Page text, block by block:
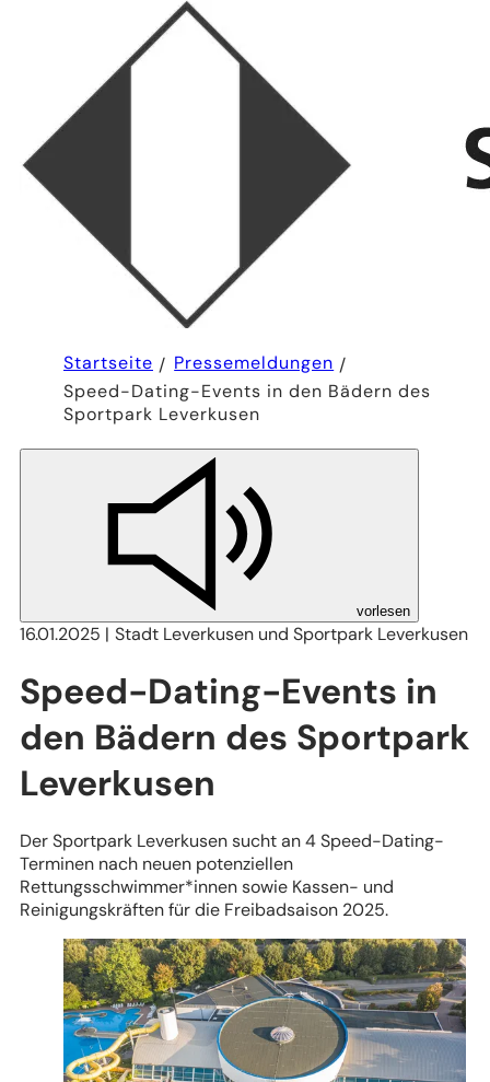
Startseite
Pressemeldungen
Speed-Dating-Events in den Bädern des
Sportpark Leverkusen
vorlesen
16.01.2025 Stadt Leverkusen und Sportpark Leverkusen
Speed-Dating-Events in
den Bädern des Sportpark
Leverkusen
Der Sportpark Leverkusen sucht an 4 Speed-Dating-
Terminen nach neuen potenziellen
Rettungsschwimmer*innen sowie Kassen- und
Reinigungskräften für die Freibadsaison 2025.